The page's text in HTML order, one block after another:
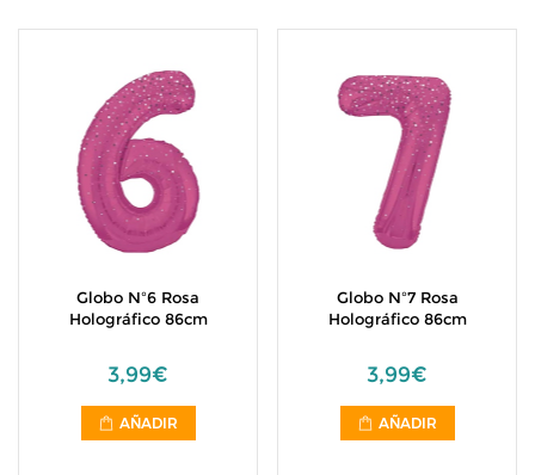
Globo Nº6 Rosa
Holográfico 86cm
3,99€
AÑADIR
Globo Nº7 Rosa
Holográfico 86cm
3,99€
AÑADIR